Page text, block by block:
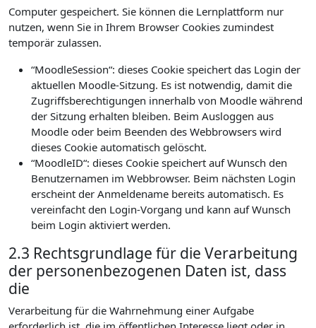
Computer gespeichert. Sie können die Lernplattform nur
nutzen, wenn Sie in Ihrem Browser Cookies zumindest
temporär zulassen.
“MoodleSession“: dieses Cookie speichert das Login der
aktuellen Moodle-Sitzung. Es ist notwendig, damit die
Zugriffsberechtigungen innerhalb von Moodle während
der Sitzung erhalten bleiben. Beim Ausloggen aus
Moodle oder beim Beenden des Webbrowsers wird
dieses Cookie automatisch gelöscht.
“MoodleID“: dieses Cookie speichert auf Wunsch den
Benutzernamen im Webbrowser. Beim nächsten Login
erscheint der Anmeldename bereits automatisch. Es
vereinfacht den Login-Vorgang und kann auf Wunsch
beim Login aktiviert werden.
2.3 Rechtsgrundlage für die Verarbeitung
der personenbezogenen Daten ist, dass
die
Verarbeitung für die Wahrnehmung einer Aufgabe